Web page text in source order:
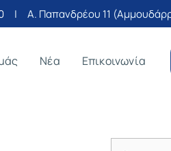
| Α. Παπανδρέου 11
Νέα Επικοινωνία